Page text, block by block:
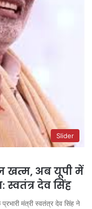
Slider
खत्म, अब यूपी में
देव सिंह
मंत्री स्वतंत्र देव सिंह ने